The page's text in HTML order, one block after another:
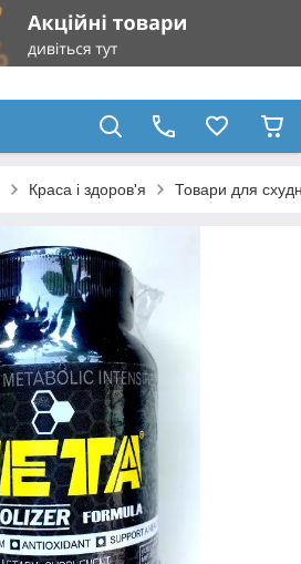
Краса і здоров'я Товари для